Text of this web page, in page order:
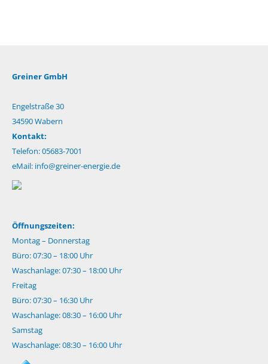
Greiner GmbH
Engelstraße 30
34590 Wabern
Kontakt:
Telefon: 05683-7001
eMail: info@greiner-energie.de
Öffnungszeiten:
Montag – Donnerstag
Büro: 07:30 – 18:00 Uhr
Waschanlage: 07:30 – 18:00 Uhr
Freitag
Büro: 07:30 – 16:30 Uhr
Waschanlage: 08:30 – 16:00 Uhr
Samstag
Waschanlage: 08:30 – 16:00 Uhr